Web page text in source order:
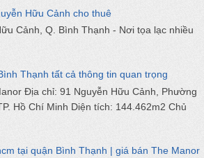
Hữu Cảnh cho thuê
Cảnh, Q. Bình Thạnh - Nơi tọa lạc nhiều
Thạnh tất cả thông tin quan trọng
Địa chỉ: 91 Nguyễn Hữu Cảnh, Phường
Hồ Chí Minh Diện tích: 144.462m2 Chủ
tại quận Bình Thạnh | giá bán The Manor